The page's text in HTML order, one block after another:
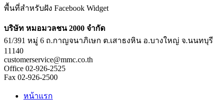
พื้นที่สำหรับฝัง Facebook Widget
บริษัท หมอมวลชน 2000 จำกัด
61/391 หมู่ 6 ถ.กาญจนาภิเษก ต.เสาธงหิน อ.บางใหญ่ จ.นนทบุรี
11140
customerservice@mmc.co.th
Office 02-926-2525
Fax 02-926-2500
หน้าแรก